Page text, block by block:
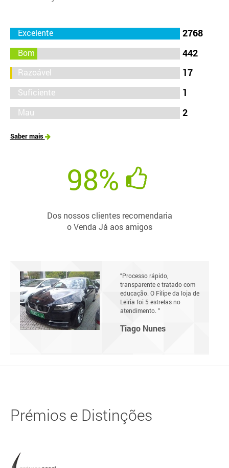
2768
442
17
1
2
Saber mais
98%
Dos nossos clientes recomendaria
o Venda Já aos amigos
"Processo rápido,
transparente e tratado com
educação. O Filipe da loja de
Leiria foi 5 estrelas no
atendimento. "
Tiago Nunes
Prémios e Distinções